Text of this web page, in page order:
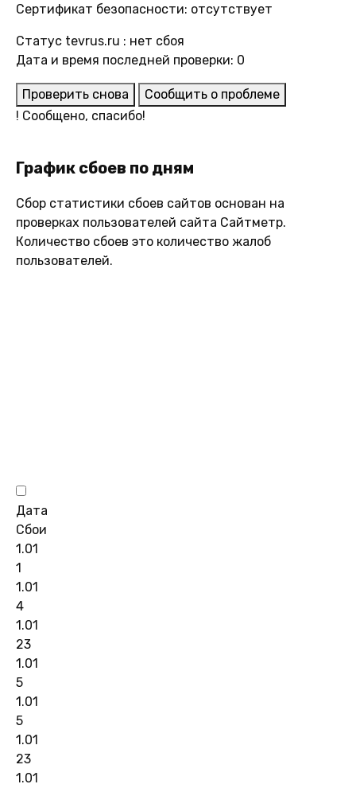
Сертификат безопасности: отсутствует
Статус tevrus.ru : нет сбоя
Дата и время последней проверки: 0
Проверить снова
Сообщить о проблеме
! Сообщено, спасибо!
График сбоев по дням
Сбор статистики сбоев сайтов основан на
проверках пользователей сайта Сайтметр.
Количество сбоев это количество жалоб
пользователей.
Дата
Сбои
1.01
1
1.01
4
1.01
23
1.01
5
1.01
5
1.01
23
1.01